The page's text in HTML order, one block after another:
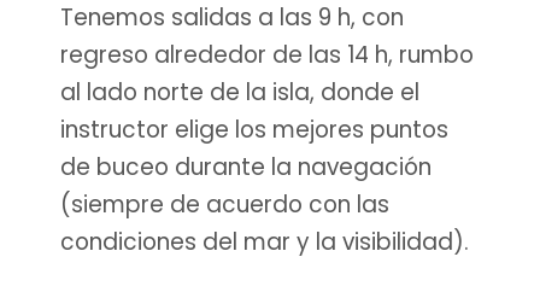
Tenemos salidas a las 9 h, con
regreso alrededor de las 14 h, rumbo
al lado norte de la isla, donde el
instructor elige los mejores puntos
de buceo durante la navegación
(siempre de acuerdo con las
condiciones del mar y la visibilidad).